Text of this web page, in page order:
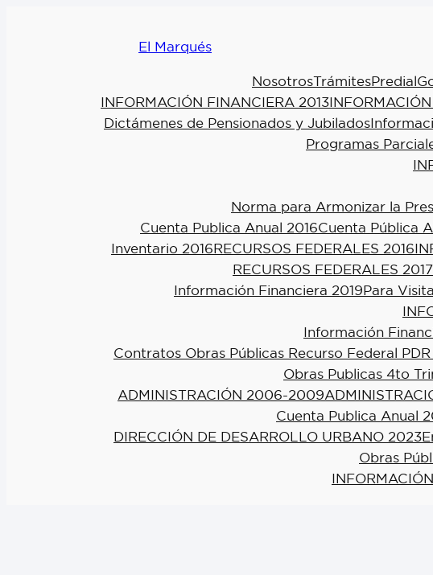
El Marqués
NosotrosTrámitesPredial
INFORMACIÓN FINANCIERA 2013
Dictámenes de Pensionados y Jubilados
Programas
Norma para Armonizar la
Cuenta Publica Anual 2016Cuenta Pública
Inventario 2016RECURSOS FEDERALES 2016
RECURSOS FEDERALES 2017
Información Financiera 2019Para
Información
Contratos Obras Públicas Recurso Federal PDR
Obras Publicas 4to
ADMINISTRACIÓN 2006-2009
Cuenta Publica Anual
DIRECCIÓN DE DESARROLLO URBANO 2023
Obras